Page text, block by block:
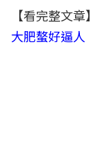
【看完整文章】
大肥螯好逼人